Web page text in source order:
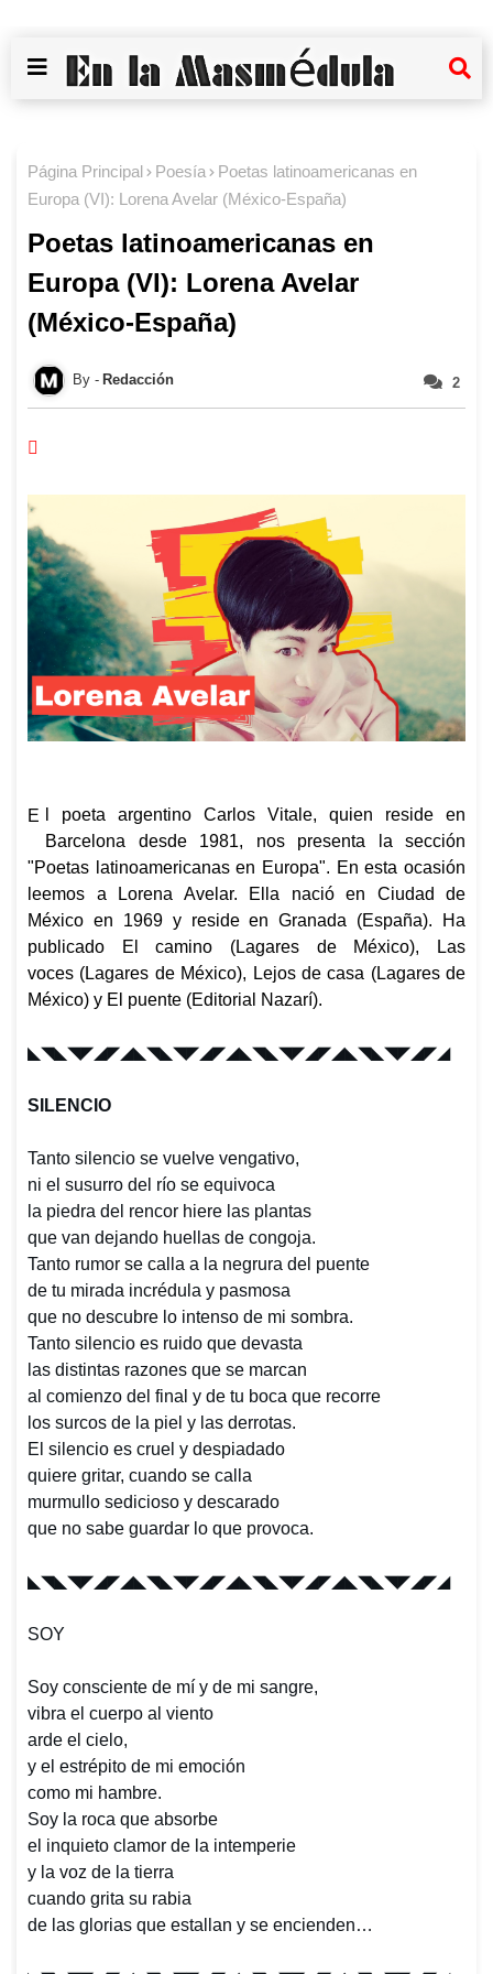
Página Principal Poesía
Poetas latinoamericanas en
Europa (VI): Lorena Avelar (México-España)
Poetas latinoamericanas en
Europa (VI): Lorena Avelar
(México-España)
2
Redacción
E
l poeta argentino Carlos Vitale, quien reside en
Barcelona desde 1981, nos presenta la sección
"Poetas latinoamericanas en Europa". En esta ocasión
leemos a Lorena Avelar. Ella nació en Ciudad de
México en 1969 y reside en Granada (España). Ha
publicado
El camino (Lagares de México),
Las
voces (Lagares de México), Lejos de casa (Lagares de
México) y El puente (Editorial Nazarí).
◣◥◣◥◤◢◤◢◣◥◣◥◤◢◤◢◣◥◣◥◤◢◤◢◣◥◣◥◤◢◤◢
SILENCIO
Tanto silencio se vuelve vengativo,
ni el susurro del río se equivoca
la piedra del rencor hiere las plantas
que van dejando huellas de congoja.
Tanto rumor se calla a la negrura del puente
de tu mirada incrédula y pasmosa
que no descubre lo intenso de mi sombra.
Tanto silencio es ruido que devasta
las distintas razones que se marcan
al comienzo del final y de tu boca que recorre
los surcos de la piel y las derrotas.
El silencio es cruel y despiadado
quiere gritar, cuando se calla
murmullo sedicioso y descarado
que no sabe guardar lo que provoca.
◣◥◣◥◤◢◤◢◣◥◣◥◤◢◤◢◣◥◣◥◤◢◤◢◣◥◣◥◤◢◤◢
SOY
Soy consciente de mí y de mi sangre,
vibra el cuerpo al viento
arde el cielo,
y el estrépito de mi emoción
como mi hambre.
Soy la roca que absorbe
el inquieto clamor de la intemperie
y la voz de la tierra
cuando grita su rabia
de las glorias que estallan y se encienden…